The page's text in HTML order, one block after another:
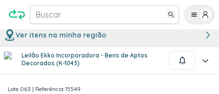
Buscar
Ver itens na minha região
Leilão Ekko Incorporadora - Bens de Aptos
Decorados (K-1043)
/4
Lote 063 | Referência 15549